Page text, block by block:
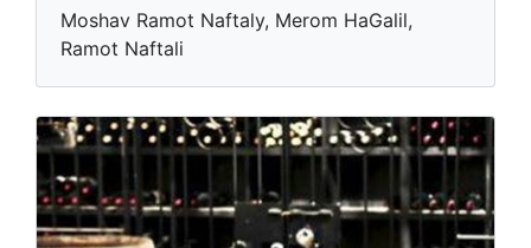
Moshav Ramot Naftaly, Merom HaGalil,
Ramot Naftali